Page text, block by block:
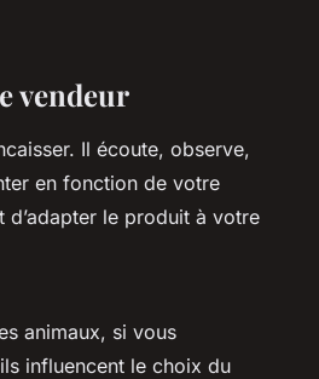
vendeur
Il écoute, observe,
en fonction de votre
le produit à votre
animaux, si vous
influencent le choix du